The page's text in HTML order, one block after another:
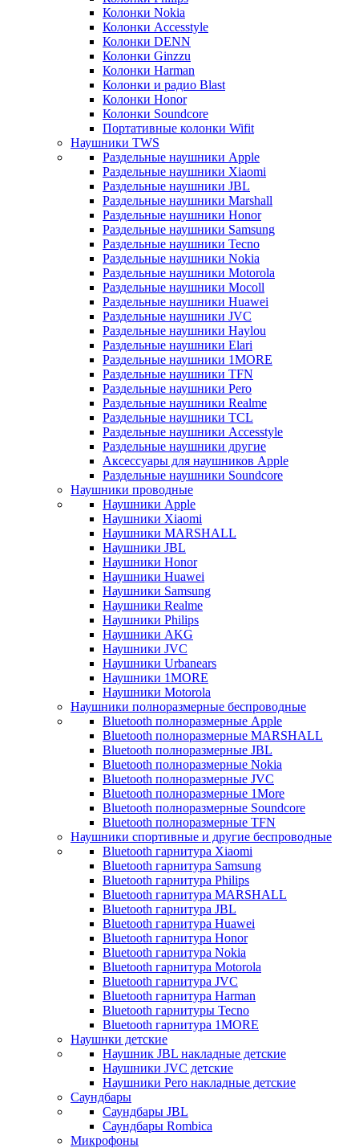
Колонки Nokia
Колонки Accesstyle
Колонки DENN
Колонки Ginzzu
Колонки Harman
Колонки и радио Blast
Колонки Honor
Колонки Soundcore
Портативные колонки Wifit
Наушники TWS
Раздельные наушники Apple
Раздельные наушники Xiaomi
Раздельные наушники JBL
Раздельные наушники Marshall
Раздельные наушники Honor
Раздельные наушники Samsung
Раздельные наушники Tecno
Раздельные наушники Nokia
Раздельные наушники Motorola
Раздельные наушники Mocoll
Раздельные наушники Huawei
Раздельные наушники JVC
Раздельные наушники Haylou
Раздельные наушники Elari
Раздельные наушники 1MORE
Раздельные наушники TFN
Раздельные наушники Pero
Раздельные наушники Realme
Раздельные наушники TCL
Раздельные наушники Accesstyle
Раздельные наушники другие
Аксессуары для наушников Apple
Раздельные наушники Soundcore
Наушники проводные
Наушники Apple
Наушники Xiaomi
Наушники MARSHALL
Наушники JBL
Наушники Honor
Наушники Huawei
Наушники Samsung
Наушники Realme
Наушники Philips
Наушники AKG
Наушники JVC
Наушники Urbanears
Наушники 1MORE
Наушники Motorola
Наушники полноразмерные беспроводные
Bluetooth полноразмерные Apple
Bluetooth полноразмерные MARSHALL
Bluetooth полноразмерные JBL
Bluetooth полноразмерные Nokia
Bluetooth полноразмерные JVC
Bluetooth полноразмерные 1More
Bluetooth полноразмерные Soundcore
Bluetooth полноразмерные TFN
Наушники спортивные и другие беспроводные
Bluetooth гарнитура Xiaomi
Bluetooth гарнитура Samsung
Bluetooth гарнитура Philips
Bluetooth гарнитура MARSHALL
Bluetooth гарнитура JBL
Bluetooth гарнитура Huawei
Bluetooth гарнитура Honor
Bluetooth гарнитура Nokia
Bluetooth гарнитура Motorola
Bluetooth гарнитура JVC
Bluetooth гарнитура Harman
Bluetooth гарнитуры Tecno
Bluetooth гарнитура 1MORE
Наушнки детские
Наушник JBL накладные детские
Наушники JVC детские
Наушники Pero накладные детские
Саундбары
Саундбары JBL
Саундбары Rombica
Микрофоны